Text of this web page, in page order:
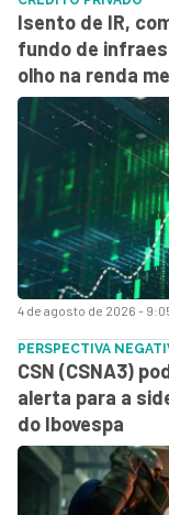
4 de agosto de 2026 -
Isento de IR,
fundo de
olho na renda
PERSPECTIVA
CSN (CSNA3)
alerta para a
do Ibovespa